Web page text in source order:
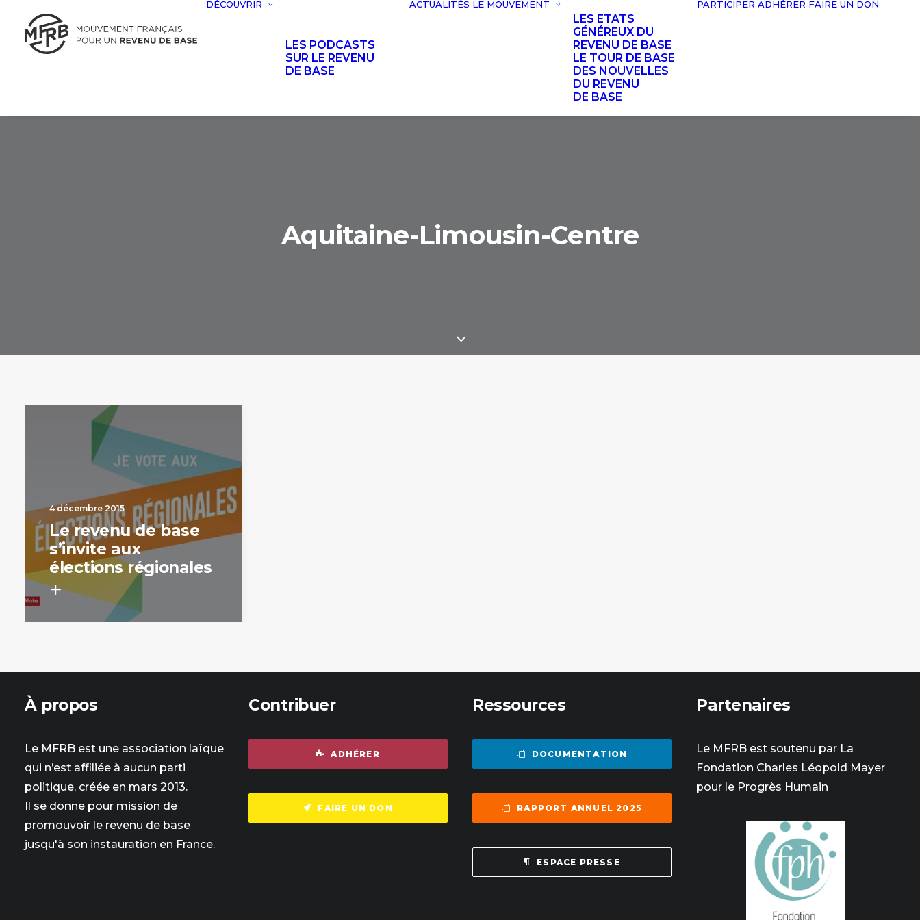
DÉCOUVRIR
LES PODCASTS
SUR LE REVENU
DE BASE
ACTUALITÉS LE MOUVEMENT
LES ETATS
GÉNÉREUX DU
REVENU DE BASE
LE TOUR DE BASE
DES NOUVELLES
DU REVENU
DE BASE
PARTICIPER ADHÉRER FAIRE UN DON
Aquitaine-Limousin-Centre
4 décembre 2015
Le revenu de base
s’invite aux
élections régionales
À propos
Le MFRB est une association laïque
qui n’est affiliée à aucun parti
politique, créée en mars 2013.
Il se donne pour mission de
promouvoir le revenu de base
jusqu'à son instauration en France.
Contribuer
ADHÉRER
FAIRE UN DON
Ressources
DOCUMENTATION
RAPPORT ANNUEL 2025
ESPACE PRESSE
Partenaires
Le MFRB est soutenu par La
Fondation Charles Léopold Mayer
pour le Progrès Humain